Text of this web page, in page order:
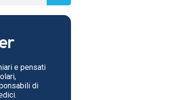
e pensati
di